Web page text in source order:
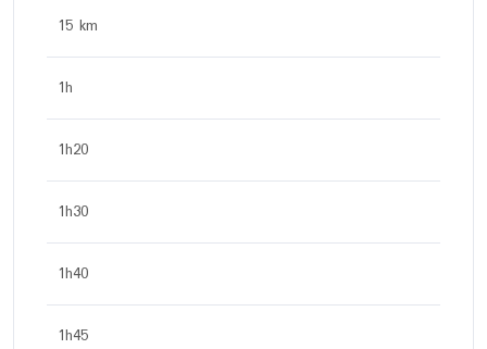
15 km
1h
1h20
1h30
1h40
1h45